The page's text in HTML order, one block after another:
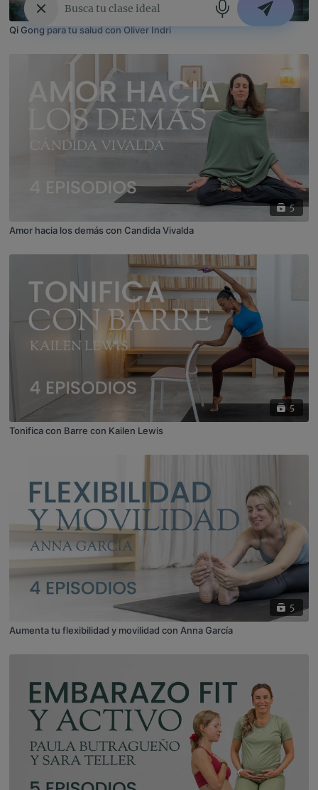
6
Qi Gong para tu salud con Oliver Indri
5
Amor hacia los demás con Candida Vivalda
5
Tonifica con Barre con Kailen Lewis
5
Aumenta tu flexibilidad y movilidad con Anna García